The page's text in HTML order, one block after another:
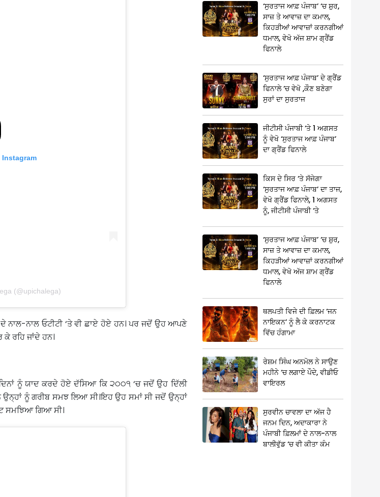
(@upichalega)
ਨਾਲ-ਨਾਲ ਓਟੀਟੀ ‘ਤੇ ਵੀ ਛਾਏ ਹੋਏ ਹਨ। ਪਰ ਜਦੋਂ ਉਹ ਆਪਣੇ
ਰਹਿ ਜਾਂਦੇ ਹਨ।
ਨੂੰ ਯਾਦ ਕਰਦੇ ਹੋਏ ਦੱਸਿਆ ਕਿ ੨੦੦੧ ‘ਚ ਜਦੋਂ ਉਹ ਦਿੱਲੀ
ਨੂੰ ਗਰੀਬ ਸਮਝ ਲਿਆ ਸੀ।ਇਹ ਉਹ ਸਮਾਂ ਸੀ ਜਦੋਂ ਉਨ੍ਹਾਂ
ਸਮਝਿਆ ਗਿਆ ਸੀ।
‘ਸੁਰਤਾਜ ਆਫ਼ ਪੰਜਾਬ’ ‘ਚ ਸ਼ੁਰ,
ਸਾਜ਼ ਤੇ ਆਵਾਜ਼ ਦਾ ਕਮਾਲ,
ਕਿਹੜੀਆਂ ਆਵਾਜ਼ਾਂ ਕਰਨਗੀਆਂ
ਧਮਾਲ, ਵੇਖੋ ਅੱਜ ਸ਼ਾਮ ਗ੍ਰੈਂਡ
ਫਿਨਾਲੇ
‘ਸੁਰਤਾਜ ਆਫ਼ ਪੰਜਾਬ’ ਦੇ ਗ੍ਰੈਂਡ
ਫਿਨਾਲੇ ‘ਚ ਵੇਖੋ ,ਕੌਣ ਬਣੇਗਾ
ਸੁਰਾਂ ਦਾ ਸੁਰਤਾਜ
ਜੀਟੀਸੀ ਪੰਜਾਬੀ ‘ਤੇ 1 ਅਗਸਤ
ਨੂੰ ਵੇਖੋ ‘ਸੁਰਤਾਜ ਆਫ਼ ਪੰਜਾਬ’
ਦਾ ਗ੍ਰੈਂਡ ਫਿਨਾਲੇ
ਕਿਸ ਦੇ ਸਿਰ ‘ਤੇ ਸੱਜੇਗਾ
‘ਸੁਰਤਾਜ ਆਫ਼ ਪੰਜਾਬ’ ਦਾ ਤਾਜ,
ਵੇਖੋ ਗ੍ਰੈਂਡ ਫਿਨਾਲੇ, 1 ਅਗਸਤ
ਨੂੰ, ਜੀਟੀਸੀ ਪੰਜਾਬੀ ‘ਤੇ
‘ਸੁਰਤਾਜ ਆਫ਼ ਪੰਜਾਬ’ ‘ਚ ਸ਼ੁਰ,
ਸਾਜ਼ ਤੇ ਆਵਾਜ਼ ਦਾ ਕਮਾਲ,
ਕਿਹੜੀਆਂ ਆਵਾਜ਼ਾਂ ਕਰਨਗੀਆਂ
ਧਮਾਲ, ਵੇਖੋ ਅੱਜ ਸ਼ਾਮ ਗ੍ਰੈਂਡ
ਫਿਨਾਲੇ
ਥਲਪਤੀ ਵਿਜੇ ਦੀ ਫ਼ਿਲਮ ‘ਜਨ
ਨਾਇਕਨ’ ਨੂੰ ਲੈ ਕੇ ਕਰਨਾਟਕ
ਵਿੱਚ ਹੰਗਾਮਾ
ਰੇਸ਼ਮ ਸਿੰਘ ਅਨਮੋਲ ਨੇ ਸਾਉਣ
ਮਹੀਨੇ ‘ਚ ਲਗਾਏ ਪੌਦੇ, ਵੀਡੀਓ
ਵਾਇਰਲ
ਸੁਰਵੀਨ ਚਾਵਲਾ ਦਾ ਅੱਜ ਹੈ
ਜਨਮ ਦਿਨ, ਅਦਾਕਾਰਾ ਨੇ
ਪੰਜਾਬੀ ਫ਼ਿਲਮਾਂ ਦੇ ਨਾਲ-ਨਾਲ
ਬਾਲੀਵੁੱਡ ‘ਚ ਵੀ ਕੀਤਾ ਕੰਮ